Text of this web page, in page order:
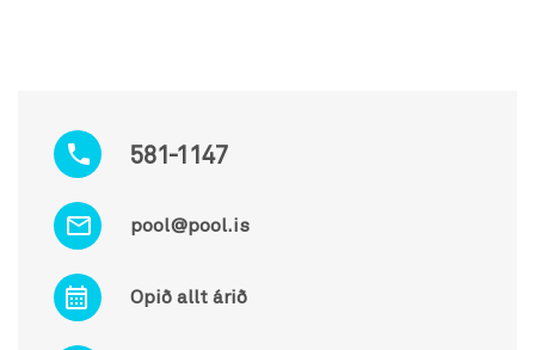
581-1147
pool@pool.is
Opið allt árið